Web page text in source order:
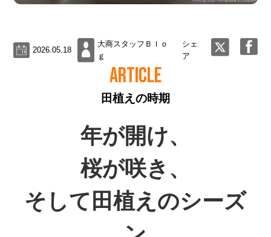
2026.05.18
大商スタッフＢｌｏ
ｇ
シェ
ア
ARTICLE
田植えの時期